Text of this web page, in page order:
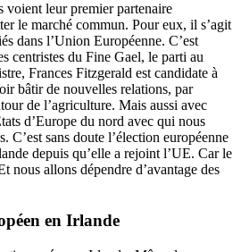
leur premier partenaire
le marché commun. Pour eux, il s’agit
dans l’Union Européenne. C’est
centristes du Fine Gael, le parti au
Frances Fitzgerald est candidate à
bâtir de nouvelles relations, par
de l’agriculture. Mais aussi avec
d’Europe du nord avec qui nous
C’est sans doute l’élection européenne
depuis qu’elle a rejoint l’UE. Car le
nous allons dépendre d’avantage des
en Irlande